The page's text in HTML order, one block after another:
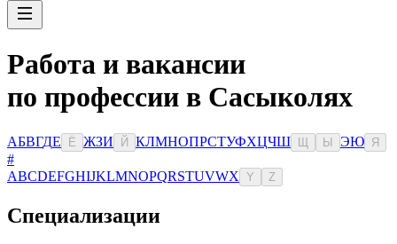
Работа и вакансии
по профессии в Сасыколях
АБВГДЕ Ё ЖЗИ Й КЛМНОПРСТУФХЦЧШ Ы ЭЮ Я
#
ABCDEFGHIJKLMNOPQRSTUVWX Y Z
Специализации